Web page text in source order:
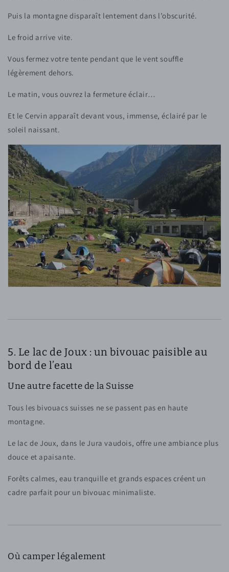
Puis la montagne disparaît lentement dans l’obscurité.
Le froid arrive vite.
Vous fermez votre tente pendant que le vent souffle
légèrement dehors.
Le matin, vous ouvrez la fermeture éclair…
Et le Cervin apparaît devant vous, immense, éclairé par le
soleil naissant.
5. Le lac de Joux : un bivouac paisible au
bord de l’eau
Une autre facette de la Suisse
Tous les bivouacs suisses ne se passent pas en haute
montagne.
Le lac de Joux, dans le Jura vaudois, offre une ambiance plus
douce et apaisante.
Forêts calmes, eau tranquille et grands espaces créent un
cadre parfait pour un bivouac minimaliste.
Où camper légalement